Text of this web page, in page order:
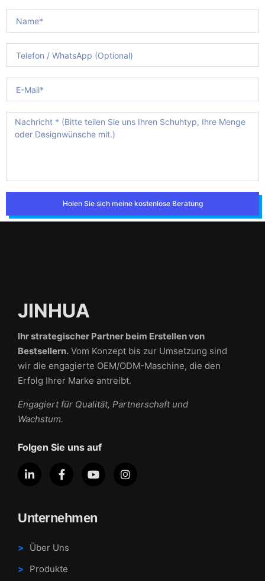
Holen Sie sich meine kostenlose Beratung
JINHUA
Ihr strategischer Partner beim Erstellen von
Bestsellern. Vom Konzept bis zur Umsetzung sind
wir die engagierte OEM/ODM-Maschine, die den
Erfolg Ihrer Marke antreibt.
Engagiert für Qualität, Partnerschaft und
Wachstum.
Folgen Sie uns auf
Unternehmen
Über Uns
Produkte